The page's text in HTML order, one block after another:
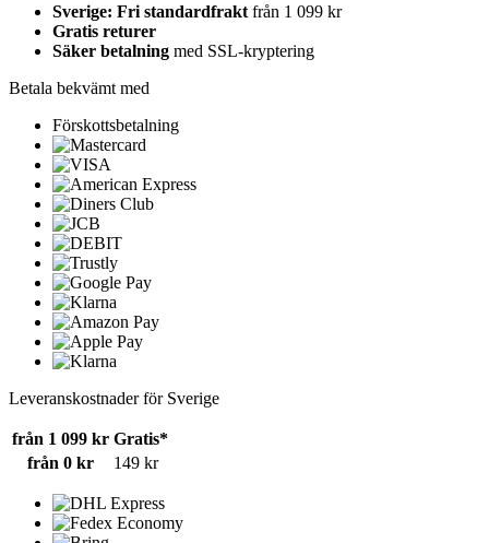
Sverige: Fri standardfrakt från 1 099 kr
Gratis returer
Säker betalning med SSL-kryptering
Betala bekvämt med
Förskottsbetalning
Leveranskostnader för Sverige
från 1 099 kr Gratis*
från 0 kr
149 kr